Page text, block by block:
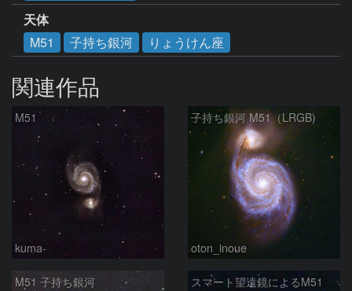
天体
M51
子持ち銀河 りょうけん座
関連作品
M51
kuma-
子持ち銀河 M51（LRGB)
oton_inoue
M51 子持ち銀河 スマート望遠鏡によるM51